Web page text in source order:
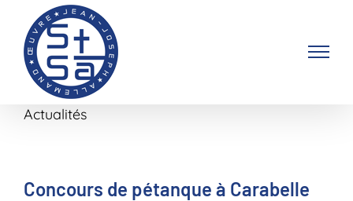
contenu
Actualités
Concours de pétanque à Carabelle